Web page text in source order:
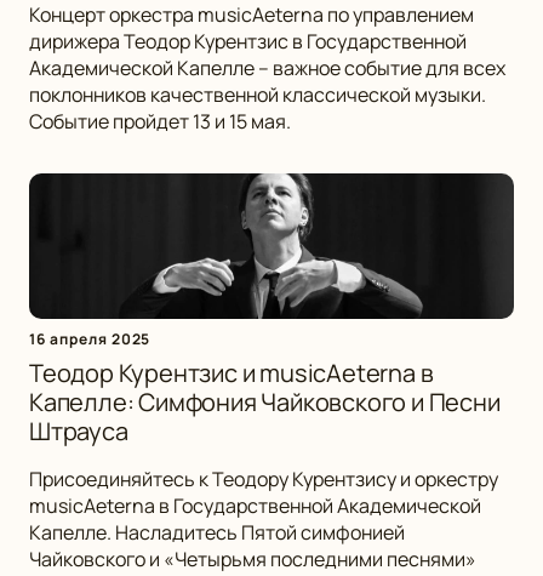
Концерт оркестра musicAeterna по управлением
дирижера Теодор Курентзис в Государственной
Академической Капелле – важное событие для всех
поклонников качественной классической музыки.
Событие пройдет 13 и 15 мая.
16 апреля 2025
Теодор Курентзис и musicAeterna в
Капелле: Симфония Чайковского и Песни
Штрауса
Присоединяйтесь к Теодору Курентзису и оркестру
musicAeterna в Государственной Академической
Капелле. Насладитесь Пятой симфонией
Чайковского и «Четырьмя последними песнями»